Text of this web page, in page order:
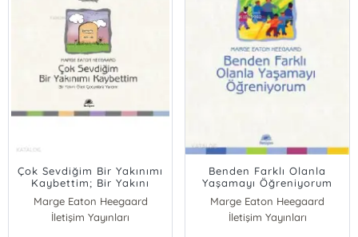
Çok Sevdiğim Bir Yakınımı
Kaybettim; Bir Yakını
Ölen Çocuklara Yardım
Marge Eaton Heegaard
İletişim Yayınları
Benden Farklı Olanla
Yaşamayı Öğreniyorum
Marge Eaton Heegaard
İletişim Yayınları